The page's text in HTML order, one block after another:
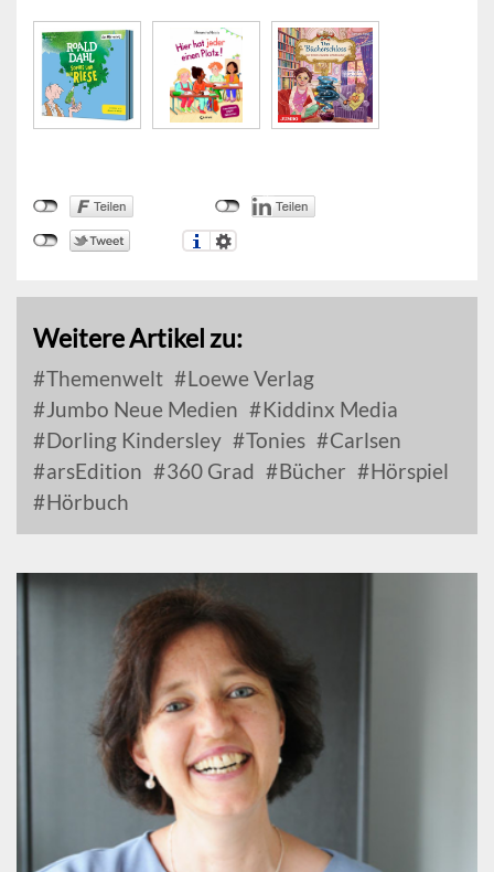
Weitere Artikel zu:
Themenwelt
Loewe Verlag
Jumbo Neue Medien
Kiddinx Media
Dorling Kindersley
Tonies
Carlsen
arsEdition
360 Grad Bücher
Hörspiel
Hörbuch